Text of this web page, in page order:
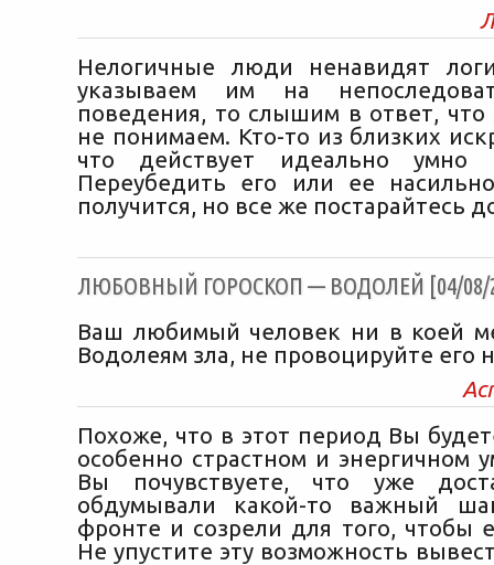
Нелогичные люди ненавидят
указываем им на
поведения, то слышим в ответ, что
не понимаем. Кто-то из близких
что действует идеально умно
Переубедить его или ее
получится, но все же постарайтесь
ЛЮБОВНЫЙ ГОРОСКОП — ВОДОЛЕЙ [04/08/
Ваш любимый человек ни в коей
Водолеям зла, не провоцируйте его
Похоже, что в этот период Вы
особенно страстном и энергичном
Вы почувствуете, что уже
обдумывали какой-то важный
фронте и созрели для того, чтобы
Не упустите эту возможность